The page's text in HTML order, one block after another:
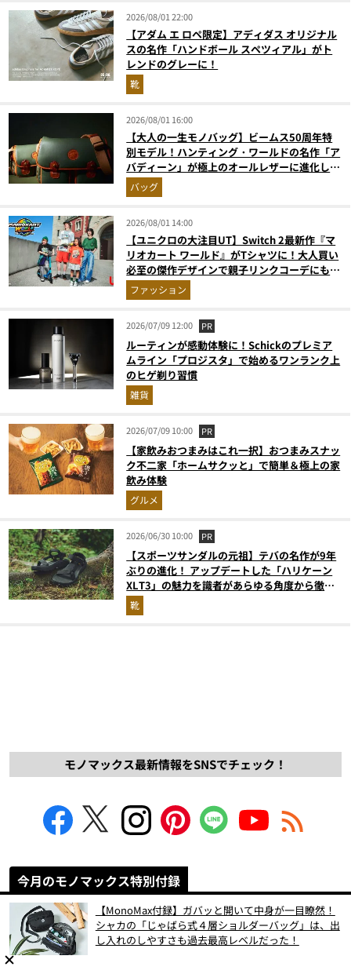
2026/08/01 22:00
【アダム エ ロペ限定】アディダス オリジナル
スの名作「ハンドボール スペツィアル」がト
レンドのグレーに！
靴
2026/08/01 16:00
【大人の一生モノバッグ】ビームス50周年特
別モデル！ハンティング・ワールドの名作「ア
バディーン」が極上のオールレザーに進化して
登場
バッグ
2026/08/01 14:00
【ユニクロの大注目UT】Switch 2最新作『マ
リオカート ワールド』がTシャツに！大人買い
必至の傑作デザインで親子リンクコーデにも最
適ファッション
2026/07/09 12:00 PR
ルーティンが感動体験に！Schickのプレミア
ムライン「プロジスタ」で始めるワンランク上
のヒゲ剃り習慣
雑貨
2026/07/09 10:00 PR
【家飲みおつまみはこれ一択】おつまみスナッ
ク不二家「ホームサクッと」で簡単＆極上の家
飲み体験
グルメ
2026/06/30 10:00 PR
【スポーツサンダルの元祖】テバの名作が9年
ぶりの進化！ アップデートした「ハリケーン
XLT3」の魅力を識者があらゆる角度から徹底
解説！
靴
モノマックス最新情報をSNSでチェック！
今月のモノマックス特別付録
【MonoMax付録】ガバッと開いて中身が一目瞭然！
シャカの「じゃばら式４層ショルダーバッグ」は、出
し入れのしやすさも過去最高レベルだった！